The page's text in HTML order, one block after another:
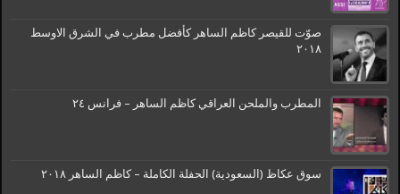
صوّت للقيصر كاظم الساهر كأفضل مطرب في الشرق الاوسط
٢٠١٨
المطرب والملحن العراقي كاظم الساهر – فرانس ٢٤
سوق عكاظ (السعودية) الحفلة الكاملة – كاظم الساهر ٢٠١٨